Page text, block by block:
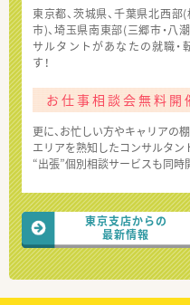
東京都、茨城県、千葉県北西部(
市)、埼玉県南東部(三郷市・八
サルタントがあなたの就職
す！
お仕事相談会無料開
更に、お忙しい方やキャリアの
エリアを熟知したコンサルタン
“出張”個別相談サービスも同時
東京支店からの
最新情報